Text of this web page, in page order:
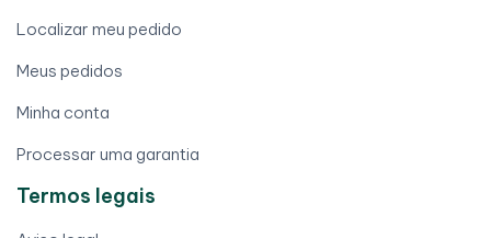
Localizar meu pedido
Meus pedidos
Minha conta
Processar uma garantia
Termos legais